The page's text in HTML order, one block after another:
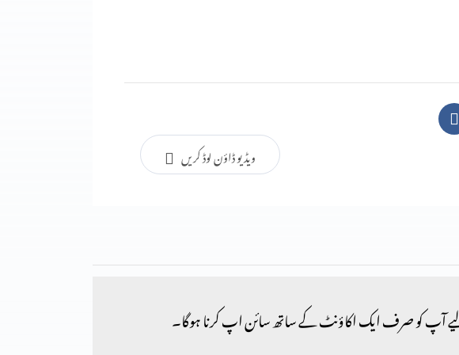
ویڈیو ڈاؤن لوڈ کریں
آپ کو صرف ایک اکاؤنٹ کے ساتھ سائن اپ کرنا ہوگا۔